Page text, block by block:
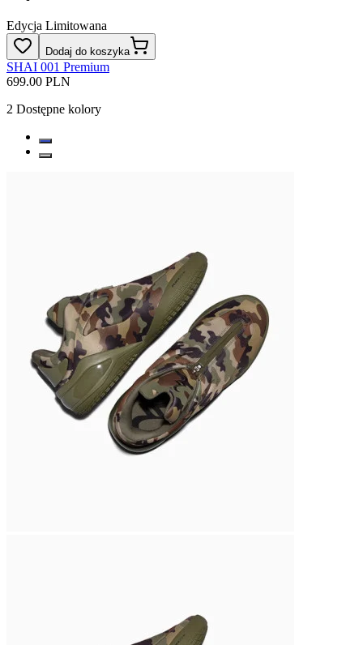
Edycja Limitowana
Dodaj do koszyka
SHAI 001 Premium
699.00 PLN
2 Dostępne kolory